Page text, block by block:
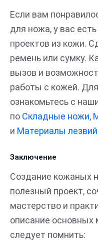
Если вам
для ножа, у вас
проектов из кожи.
ремень или сумку.
вызов и
работы с кожей.
ознакомьтесь с
по Складные ножи,
и Материалы
Заключение
Создание кожаных
полезный проект,
мастерство и
описание основных
следует помнить: